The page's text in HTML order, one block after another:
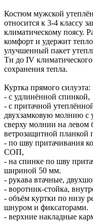
Костюм мужской
относится к 3-4 классу
климатическому поясу.
комфорт и удержит
улучшенный пакет
Тн до IV
сохранения тепла.
Куртка прямого силуэта:
- с удлинённой спинкой,
- с притачной
двухзамковую молнию с
сверху молнии на левом
ветрозащитной планкой
- по шву притачивания
СОП,
- на спинке по шву
шириной 50 мм.
- рукава втачные,
- воротник-стойка,
- объём куртки по низу
шнуром и фиксаторами.
- верхние накладные